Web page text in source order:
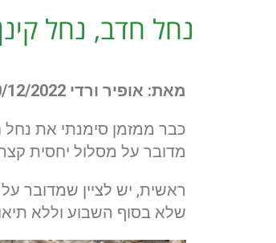
נחל חדב, נחל קינן
מאת: אופיר ורדי 30/12/2022
כבר ממזמן סימנתי את נחל
מדובר על מסלול יחסית
ראשית, יש לציין שמדובר
שלא בסוף השבוע וללא